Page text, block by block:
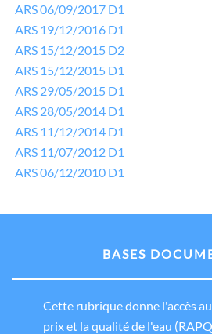
ARS 06/09/2017 D1
ARS 19/12/2016 D1
ARS 15/12/2015 D2
ARS 15/12/2015 D1
ARS 29/05/2015 D1
ARS 28/05/2014 D1
ARS 11/12/2014 D1
ARS 11/07/2012 D1
ARS 06/12/2010 D1
BASES
Cette rubrique donne l'accès
prix et la qualité de l'eau